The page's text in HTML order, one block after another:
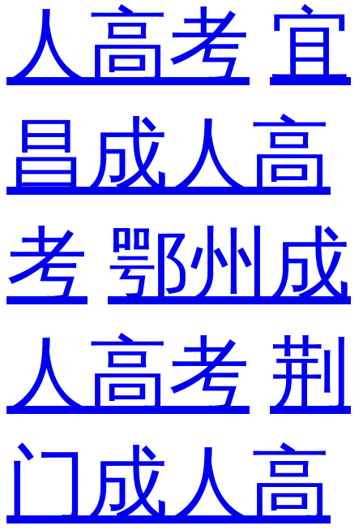
人高考 宜
昌成人高
考 鄂州成
人高考 荆
门成人高